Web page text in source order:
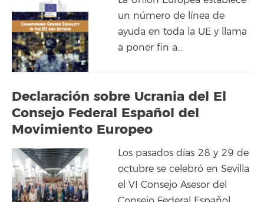
un número de línea de
ayuda en toda la UE y llama
a poner fin a…
Declaración sobre Ucrania del El
Consejo Federal Español del
Movimiento Europeo
Los pasados días 28 y 29 de
octubre se celebró en Sevilla
el VI Consejo Asesor del